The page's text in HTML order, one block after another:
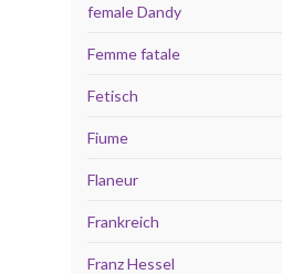
female Dandy
Femme fatale
Fetisch
Fiume
Flaneur
Frankreich
Franz Hessel